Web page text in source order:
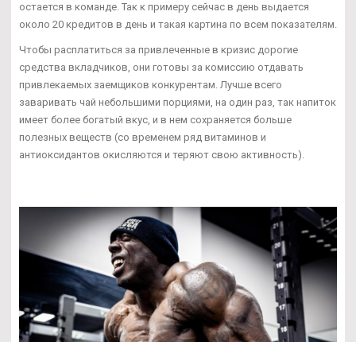
остается в команде. Так к примеру сейчас в день выдается
около 20 кредитов в день и такая картина по всем показателям.
Чтобы расплатиться за привлеченные в кризис дорогие
средства вкладчиков, они готовы за комиссию отдавать
привлекаемых заемщиков конкурентам. Лучше всего
заваривать чай небольшими порциями, на один раз, так напиток
имеет более богатый вкус, и в нем сохраняется больше
полезных веществ (со временем ряд витаминов и
антиоксидантов окисляются и теряют свою активность).